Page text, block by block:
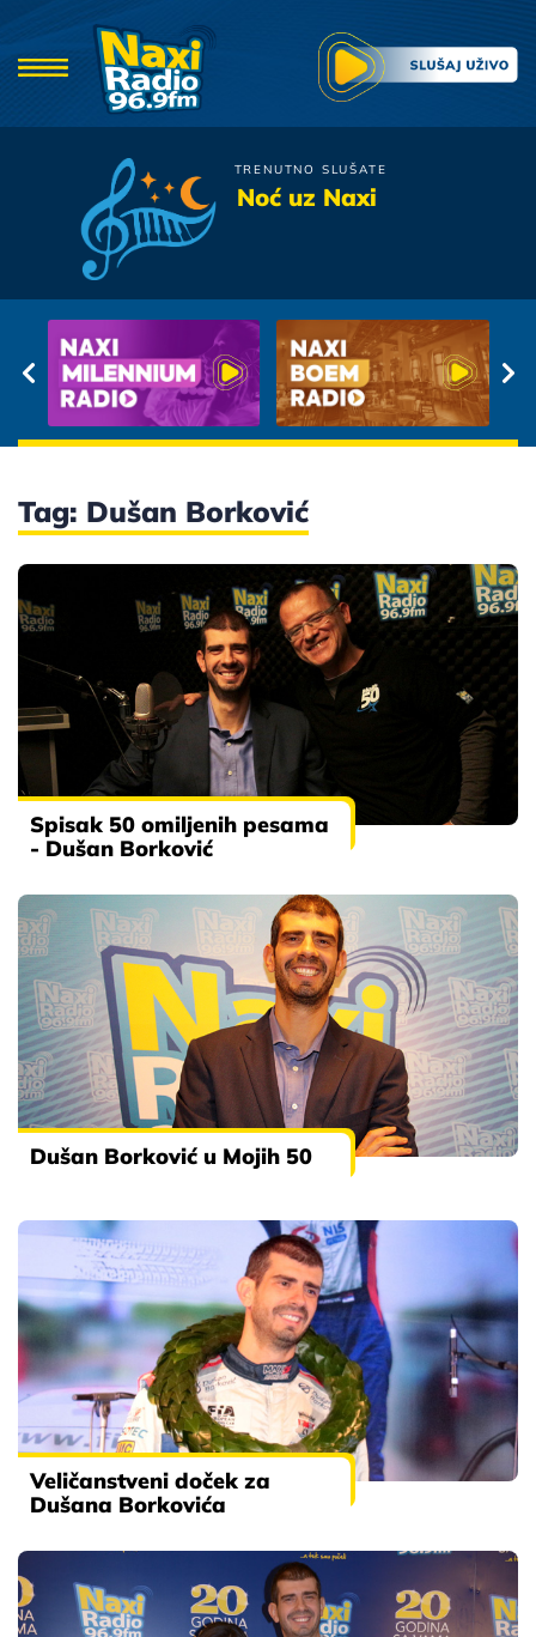
TRENUTNO SLUŠATE
Noć uz NaxiViktorija
Tag: Dušan Borković
Spisak 50 omiljenih pesama
- Dušan Borković
Dušan Borković u Mojih 50
Veličanstveni doček za
Dušana Borkovića